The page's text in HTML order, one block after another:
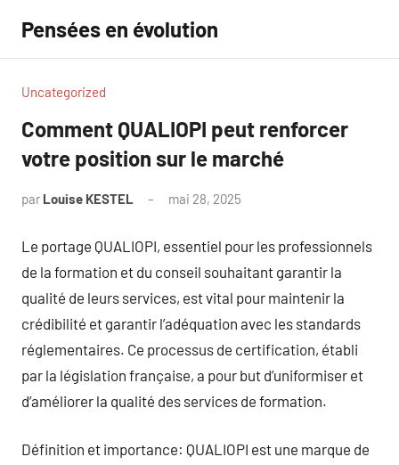
contenu
Pensées en évolution
Uncategorized
Comment QUALIOPI peut renforcer
votre position sur le marché
par Louise KESTEL mai 28, 2025
Le portage QUALIOPI, essentiel pour les professionnels
de la formation et du conseil souhaitant garantir la
qualité de leurs services, est vital pour maintenir la
crédibilité et garantir l’adéquation avec les standards
réglementaires. Ce processus de certification, établi
par la législation française, a pour but d’uniformiser et
d’améliorer la qualité des services de formation.
Définition et importance: QUALIOPI est une marque de